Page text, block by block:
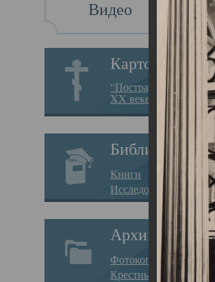
Видео
Картотека
“Пострадавшие за
XX веке на Севере”
Библиотека
Книги
Исследования
Архив
Фотокопии дел
Крестные ходы